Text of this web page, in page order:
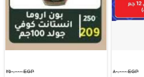
EGP ٨٠.٠٠٠ EGP ٢٥٠.٠٠٠